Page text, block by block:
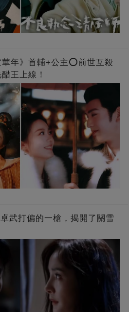
華年》首輔+公主⭕前世互殺
王上線！
武打偏的一槍，揭開了關雪